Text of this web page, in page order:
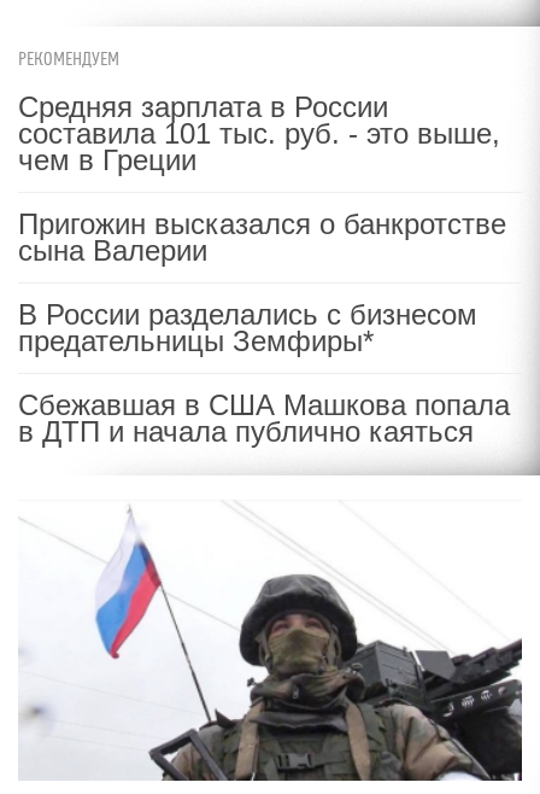
РЕКОМЕНДУЕМ
Средняя зарплата в России
составила 101 тыс. руб. - это выше,
чем в Греции
Пригожин высказался о банкротстве
сына Валерии
В России разделались с бизнесом
предательницы Земфиры*
Сбежавшая в США Машкова попала
в ДТП и начала публично каяться